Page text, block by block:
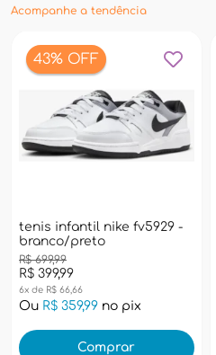
Acompanhe a tendência
43% OFF
tenis infantil nike fv5929 -
branco/preto
R$ 399,99
R$ 699,99
6x de R$ 66,66
Ou R$ 359,99 no pix
Comprar